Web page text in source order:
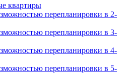
квартиры
перепланировки в 2-
перепланировки в 3-
перепланировки в 4-
перепланировки в 5-